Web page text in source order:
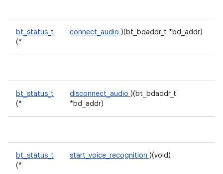
bt_status_t
(*
connect_audio )(bt_bdaddr_t *bd_addr)
bt_status_t
(*
disconnect_audio )(bt_bdaddr_t
*bd_addr)
bt_status_t
(*
start_voice_recognition )(void)